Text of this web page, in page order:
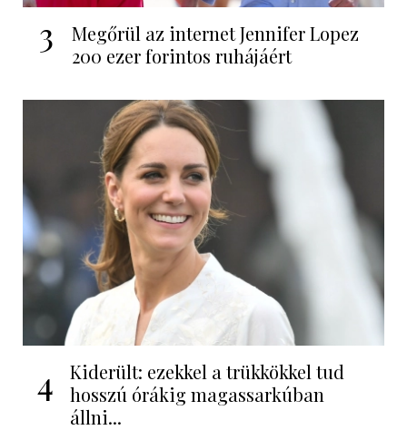
3
Megőrül az internet Jennifer Lopez
200 ezer forintos ruhájáért
4
Kiderült: ezekkel a trükkökkel tud
hosszú órákig magassarkúban
állni...